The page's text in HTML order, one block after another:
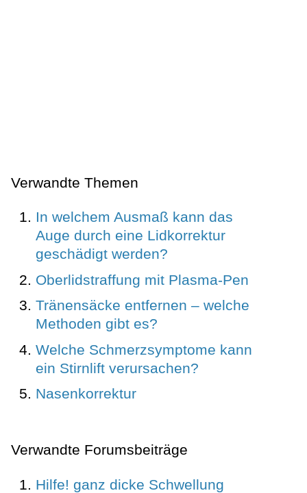
Verwandte Themen
In welchem Ausmaß kann das
Auge durch eine Lidkorrektur
geschädigt werden?
Oberlidstraffung mit Plasma-Pen
Tränensäcke entfernen – welche
Methoden gibt es?
Welche Schmerzsymptome kann
ein Stirnlift verursachen?
Nasenkorrektur
Verwandte Forumsbeiträge
Hilfe! ganz dicke Schwellung